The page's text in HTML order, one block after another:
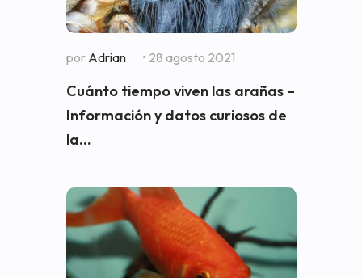
por Adrian • 28 agosto 2021
Cuánto tiempo viven las arañas –
Información y datos curiosos de
la...